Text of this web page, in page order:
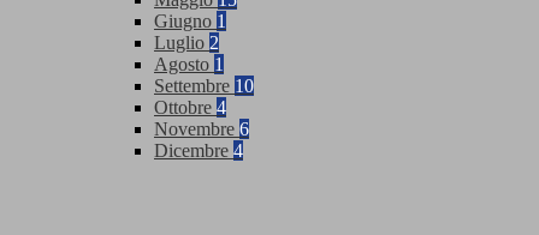
Giugno 1
Luglio 2
Agosto 1
Settembre 10
Ottobre 4
Novembre 6
Dicembre 4